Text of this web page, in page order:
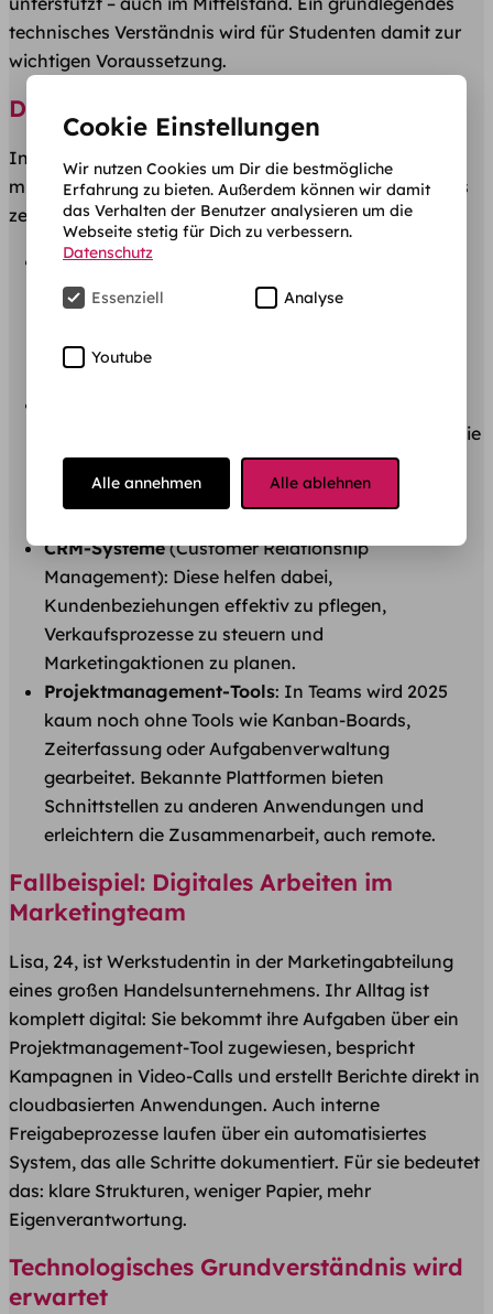
technisches Verständnis wird für Studenten damit zur
wichtigen Voraussetzung.
Digitale Tools im Arbeitsalltag
In nahezu jedem Unternehmensbereich kommen
mittlerweile digitale Lösungen zum Einsatz. Besonders
zentral sind:
Rechnungssoftware
laufen Rechnungseingang und -ausgang heute
Rechnungssoftware
Archivierung und sogar steuerliche Vorbereitung.
verbinden verschiedene Unternehmensbereiche wie
Einkauf, Lager, Vertrieb und Buchhaltung in einer
einzigen Plattform. Dadurch werden Daten zentral
CRM-Systeme(Customer Relationship
Management): Diese helfen dabei,
Kundenbeziehungen effektiv zu pflegen,
Verkaufsprozesse zu steuern und
Marketingaktionen zu planen.
Projektmanagement-Tools: In Teams wird 2025
kaum noch ohne Tools wie Kanban-Boards,
Zeiterfassung oder Aufgabenverwaltung
gearbeitet. Bekannte Plattformen bieten
Schnittstellen zu anderen Anwendungen und
erleichtern die Zusammenarbeit, auch remote.
Fallbeispiel: Digitales Arbeiten im
Marketingteam
Lisa, 24, ist Werkstudentin in der Marketingabteilung
eines großen Handelsunternehmens. Ihr Alltag ist
komplett digital: Sie bekommt ihre Aufgaben über ein
Projektmanagement-Tool zugewiesen, bespricht
Kampagnen in Video-Calls und erstellt Berichte direkt in
cloudbasierten Anwendungen. Auch interne
Freigabeprozesse laufen über ein automatisiertes
System, das alle Schritte dokumentiert. Für sie bedeutet
das: klare Strukturen, weniger Papier, mehr
Eigenverantwortung.
Technologisches Grundverständnis wird
erwartet
Cookie Einstellungen
Wir nutzen Cookies um Dir die bestmögliche
Erfahrung zu bieten. Außerdem können wir damit
das Verhalten der Benutzer analysieren um die
Webseite stetig für Dich zu verbessern.
Datenschutz
Essenziell Analyse
Youtube
Alle annehmen Alle ablehnen